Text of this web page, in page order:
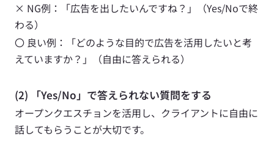
× NG例：「広告を出したいんですね？」（Yes/Noで終
わる）
〇 良い例：「どのような目的で広告を活用したいと考
えていますか？」（自由に答えられる）
(2) 「Yes/No」で答えられない質問をする
オープンクエスチョンを活用し、クライアントに自由に
話してもらうことが大切です。